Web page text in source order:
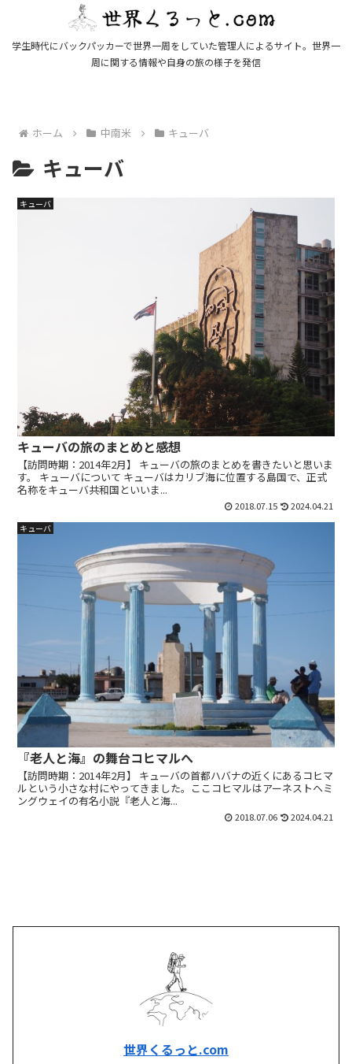
学生時代にバックパッカーで世界一周をしていた管理人によるサイト。世界一
周に関する情報や自身の旅の様子を発信
ホーム 中南米 キューバ
キューバ
キューバ
キューバの旅のまとめと感想
【訪問時期：2014年2月】 キューバの旅のまとめを書きたいと思いま
す。 キューバについて キューバはカリブ海に位置する島国で、正式
名称をキューバ共和国といいま...
2018.07.15 2024.04.21
キューバ
『老人と海』の舞台コヒマルへ
【訪問時期：2014年2月】 キューバの首都ハバナの近くにあるコヒマ
ルという小さな村にやってきました。ここコヒマルはアーネストヘミ
ングウェイの有名小説『老人と海...
2018.07.06 2024.04.21
世界くるっと.com